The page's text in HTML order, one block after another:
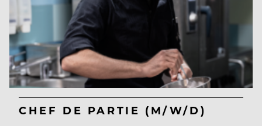
CHEF DE PARTIE (M/W/D)